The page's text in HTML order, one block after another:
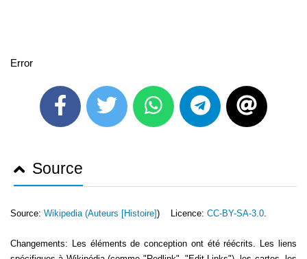
Error
Source
Source: Wikipedia (Auteurs [Histoire]) Licence: CC-BY-SA-3.0.
Changements: Les éléments de conception ont été réécrits. Les liens